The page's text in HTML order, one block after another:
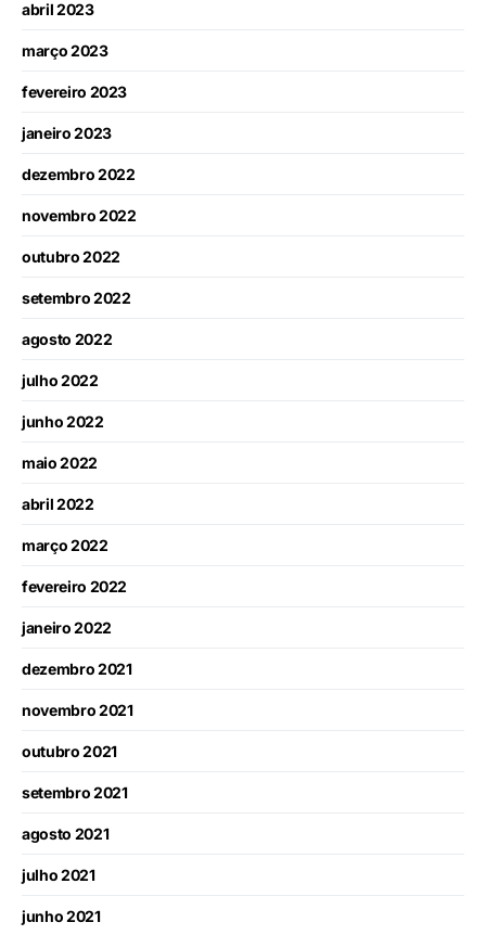
abril 2023
março 2023
fevereiro 2023
janeiro 2023
dezembro 2022
novembro 2022
outubro 2022
setembro 2022
agosto 2022
julho 2022
junho 2022
maio 2022
abril 2022
março 2022
fevereiro 2022
janeiro 2022
dezembro 2021
novembro 2021
outubro 2021
setembro 2021
agosto 2021
julho 2021
junho 2021